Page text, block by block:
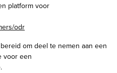
platform voor
odr
om deel te nemen aan een
voor een